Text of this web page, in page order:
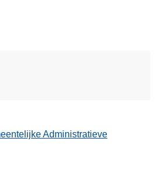
Administratieve